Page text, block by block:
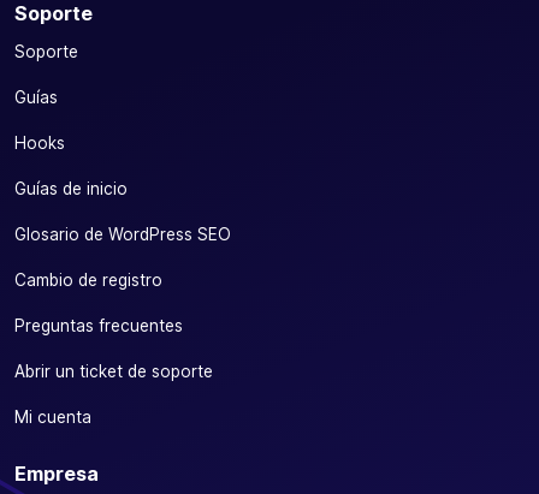
Soporte
Soporte
Guías
Hooks
Guías de inicio
Glosario de WordPress SEO
Cambio de registro
Preguntas frecuentes
Abrir un ticket de soporte
Mi cuenta
Empresa